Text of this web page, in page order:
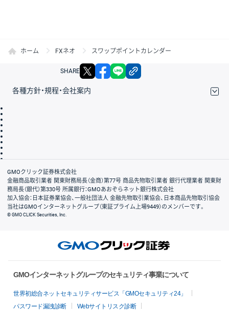
ホーム FXネオ スワップポイントカレンダー
SHARE X facebook
各種方針・規程・会社案内
会社案内
GMOクリック証券株式会社
金融商品取引業者 関東財務局長（金商）第77号 商品先物取引業者 銀行代理業者 関東財
務局長（銀代）第330号 所属銀行：GMOあおぞらネット銀行株式会社
加入協会：日本証券業協会、一般社団法人 金融先物取引業協会、日本商品先物取引協会
当社はGMOインターネットグループ（東証プライム上場9449）のメンバーです。
© GMO CLICK Securities, Inc.
GMOインターネットグループのセキュリティ事業について
世界初総合ネットセキュリティサービス「GMOセキュリティ24」
パスワード漏洩診断
Webサイトリスク診断